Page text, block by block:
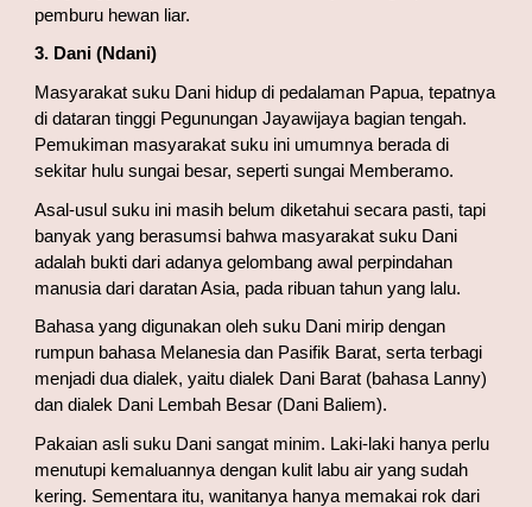
pemburu hewan liar.
3. Dani (Ndani)
Masyarakat suku Dani hidup di pedalaman Papua, tepatnya
di dataran tinggi Pegunungan Jayawijaya bagian tengah.
Pemukiman masyarakat suku ini umumnya berada di
sekitar hulu sungai besar, seperti sungai Memberamo.
Asal-usul suku ini masih belum diketahui secara pasti, tapi
banyak yang berasumsi bahwa masyarakat suku Dani
adalah bukti dari adanya gelombang awal perpindahan
manusia dari daratan Asia, pada ribuan tahun yang lalu.
Bahasa yang digunakan oleh suku Dani mirip dengan
rumpun bahasa Melanesia dan Pasifik Barat, serta terbagi
menjadi dua dialek, yaitu dialek Dani Barat (bahasa Lanny)
dan dialek Dani Lembah Besar (Dani Baliem).
Pakaian asli suku Dani sangat minim. Laki-laki hanya perlu
menutupi kemaluannya dengan kulit labu air yang sudah
kering. Sementara itu, wanitanya hanya memakai rok dari